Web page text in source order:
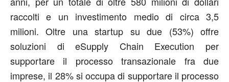
raccolti e un investimento medio di circa 3,5
milioni. Oltre una startup su due (53%) offre
soluzioni di eSupply Chain Execution per
supportare il processo transazionale fra due
imprese, il 28% si occupa di supportare il processo